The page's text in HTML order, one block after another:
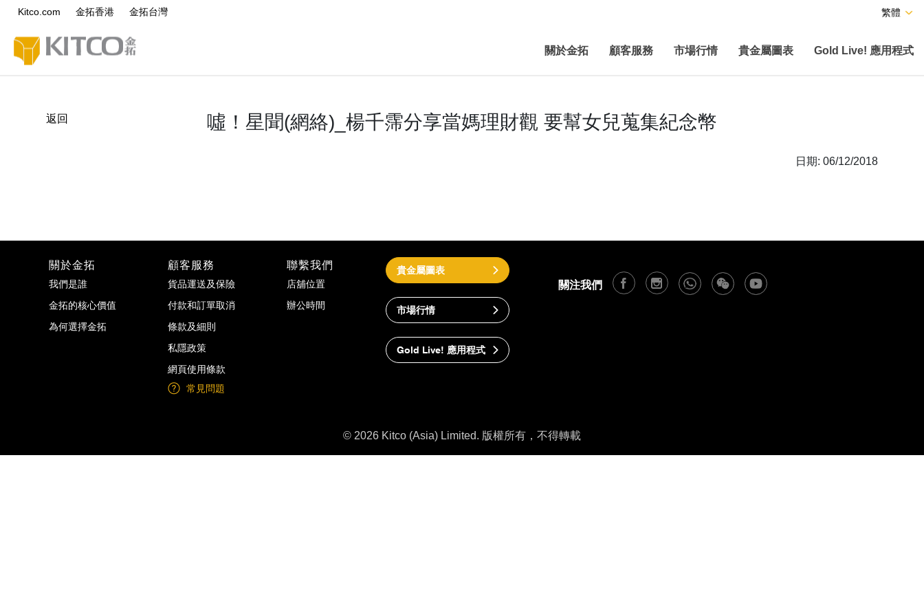
Kitco.com 金拓香港 金拓台灣 繁體
關於金拓 顧客服務 市場行情 貴金屬圖表 Gold Live! 應用程式
返回 噓！星聞(網絡)_楊千霈分享當媽理財觀 要幫女兒蒐集紀念幣
日期: 06/12/2018
關於金拓
我們是誰
金拓的核心價值
為何選擇金拓
顧客服務
貨品運送及保險
付款和訂單取消
條款及細則
私隱政策
網頁使用條款
常見問題
聯繫我們
店舖位置
辦公時間
貴金屬圖表
市場行情
Gold Live! 應用程式
關注我們
© 2026 Kitco (Asia) Limited. 版權所有，不得轉載